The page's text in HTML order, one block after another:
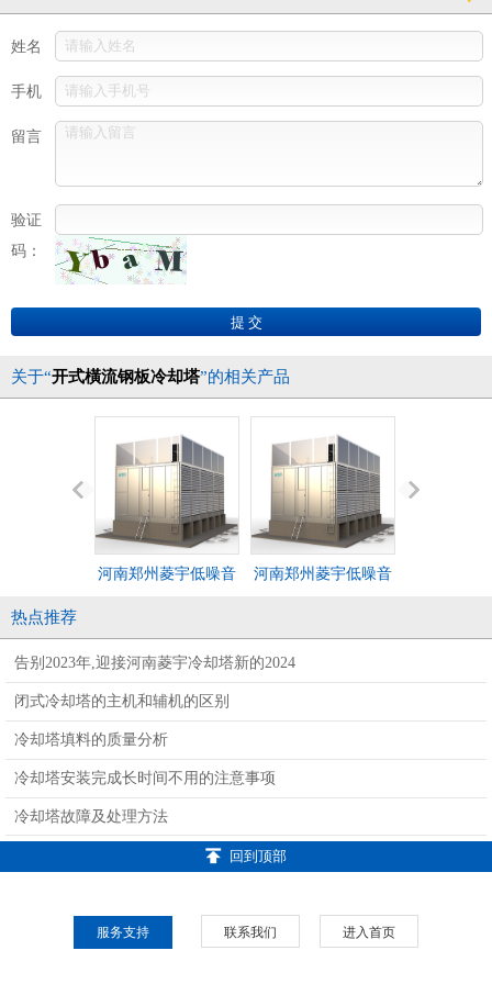
姓名
手机
留言
验证
码：
关于“开式橫流钢板冷却塔”的相关产品
河南郑州菱宇低噪音 河南郑州菱宇低噪音
热点推荐
告别2023年,迎接河南菱宇冷却塔新的2024
闭式冷却塔的主机和辅机的区别
冷却塔填料的质量分析
冷却塔安装完成长时间不用的注意事项
冷却塔故障及处理方法
回到顶部
服务支持 联系我们 进入首页